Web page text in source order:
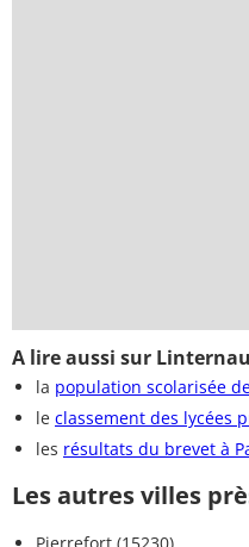
A lire aussi sur
la population scolarisée
le classement des lycées
les résultats du brevet à
Les autres villes